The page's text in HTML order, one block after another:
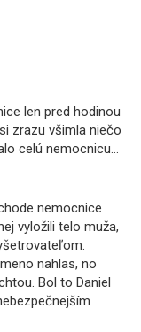
len pred hodinou
zrazu všimla niečo
celú nemocnicu…
nemocnice
vyložili telo muža,
nahlas, no
Bol to Daniel